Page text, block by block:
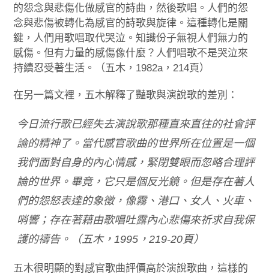
的怨念與悲傷化做感官的詩曲，然後歌唱。人們的怨
念與悲傷被轉化為感官的詩歌與旋律。這種轉化是關
鍵，人們用歌唱取代哭泣。知識份子無視人們無力的
感傷。但有力量的感傷像什麼？人們唱歌不是哭泣來
持續忍受著生活。（五木，1982a，214頁）
在另一篇文裡，五木解釋了豔歌與演說歌的差別：
今日流行歌已經失去演說歌那種直來直往的社會評
論的精神了。當代感官歌曲的世界所在位置是一個
我們面對自身的內心情感，緊閉雙眼而忽略合理評
論的世界。畢竟，它只是個反光鏡。但是存在著人
們的怨怒表達的象徵，像霧、港口、女人、火車、
哨響；存在著藉由歌唱吐露內心悲傷來祈求自我保
護的禱告。（五木，1995，219-20頁）
五木很明顯的對感官歌曲評價高於演說歌曲，這樣的